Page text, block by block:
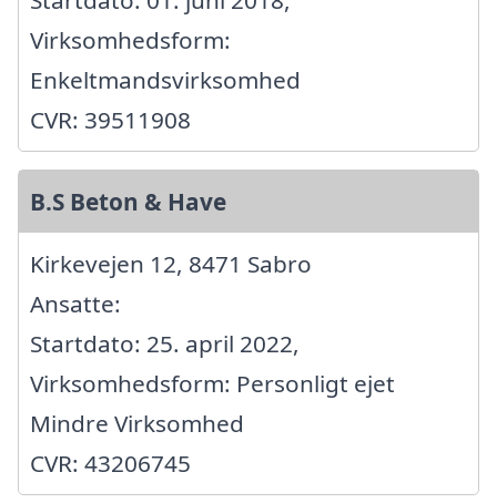
Virksomhedsform:
Enkeltmandsvirksomhed
CVR: 39511908
B.S Beton & Have
Kirkevejen 12, 8471 Sabro
Ansatte:
Startdato: 25. april 2022,
Virksomhedsform: Personligt ejet
Mindre Virksomhed
CVR: 43206745